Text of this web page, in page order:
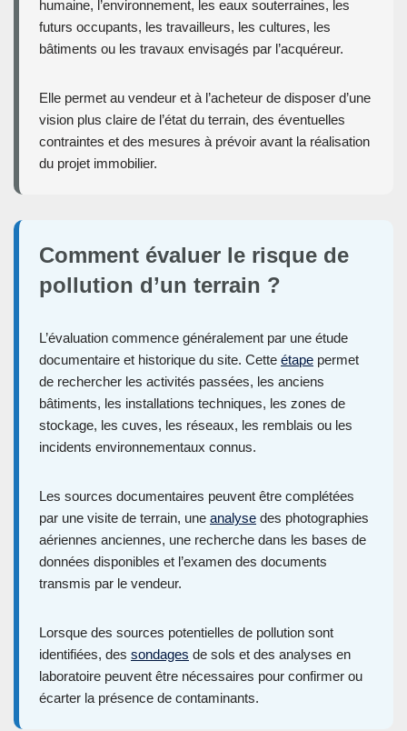
humaine, l’environnement, les eaux souterraines, les
futurs occupants, les travailleurs, les cultures, les
bâtiments ou les travaux envisagés par l’acquéreur.
Elle permet au vendeur et à l’acheteur de disposer d’une
vision plus claire de l’état du terrain, des éventuelles
contraintes et des mesures à prévoir avant la réalisation
du projet immobilier.
Comment évaluer le risque de
pollution d’un terrain ?
L’évaluation commence généralement par une étude
documentaire et historique du site. Cette étape permet
de rechercher les activités passées, les anciens
bâtiments, les installations techniques, les zones de
stockage, les cuves, les réseaux, les remblais ou les
incidents environnementaux connus.
Les sources documentaires peuvent être complétées
par une visite de terrain, une analyse des photographies
aériennes anciennes, une recherche dans les bases de
données disponibles et l’examen des documents
transmis par le vendeur.
Lorsque des sources potentielles de pollution sont
identifiées, des sondages de sols et des analyses en
laboratoire peuvent être nécessaires pour confirmer ou
écarter la présence de contaminants.